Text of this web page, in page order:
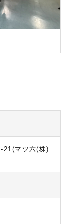
21(マツ六(株)